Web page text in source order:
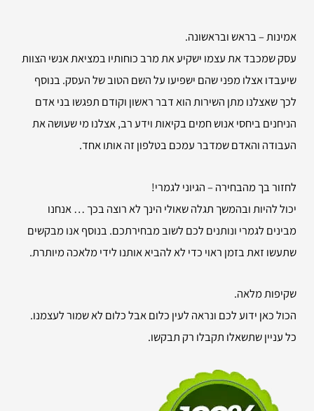
אמינות – בראש ובראשונה.
עסק שמכבד את עצמו ישקיע את מרב כוחותיו במציאת אנשי הצוות
שיעבדו אצלו מפני שהם ישפיעו על השם הטוב של העסק. בנוסף
לכך שאצלנו מתן השירות הוא דבר ראשון וקודם תפגשו בני אדם
הניחנים ביחסי אנוש חמים בקיאות וידע רב, אצלנו מי שעושה את
העבודה והאדם שמדבר עמכם בטלפון זה אותו אחד.
לחזור בך מהבחירה – הגיוני לגמרי!
יכול להיות ובהמשך תגלה שאולי הינך לא רוצה בכך … אנחנו
מבינים לגמרי ונותנים לכם לשוב מבחירתכם. בנוסף אנו מבקשים
שתעשו זאת בזמן ראוי כדי לא להביא אותנו לידי מלאכה מיותרת.
שקיפות מלאה.
הכול כאן ידוע לכם ונראה לעין כלום אבל כלום לא שמור לעצמנו.
כל עניין שתשאלו תקבלו רק תבקשו.